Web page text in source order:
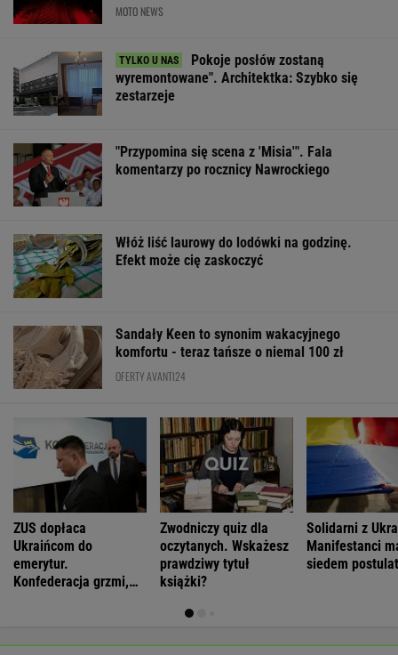
MOTO NEWS
Pokoje posłów zostaną
wyremontowane". Architektka: Szybko się
zestarzeje
"Przypomina się scena z 'Misia'". Fala
komentarzy po rocznicy Nawrockiego
Włóż liść laurowy do lodówki na godzinę.
Efekt może cię zaskoczyć
Sandały Keen to synonim wakacyjnego
komfortu - teraz tańsze o niemal 100 zł
OFERTY AVANTI24
ZUS dopłaca
Ukraińcom do
emerytur.
Konfederacja grzmi,
Zwodniczy quiz dla
oczytanych. Wskażesz
prawdziwy tytuł
książki?
Solidarni z
Manifestanci
siedem